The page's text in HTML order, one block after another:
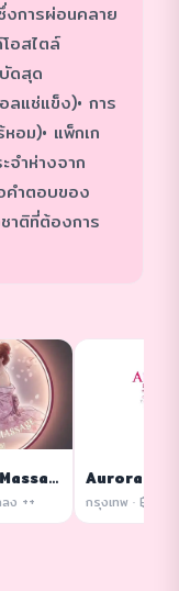
การผ่อนคลาย
อสไตล์
ดสุด
ลแช่แข็ง)• การ
อม)• แพ็กเก
จำห่างจาก
คำตอบของ
าติที่ต้องการ
Yume Nuru Massage
ง ++